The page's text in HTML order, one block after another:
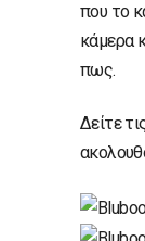
που το
κάμερα
πως.
Δείτε